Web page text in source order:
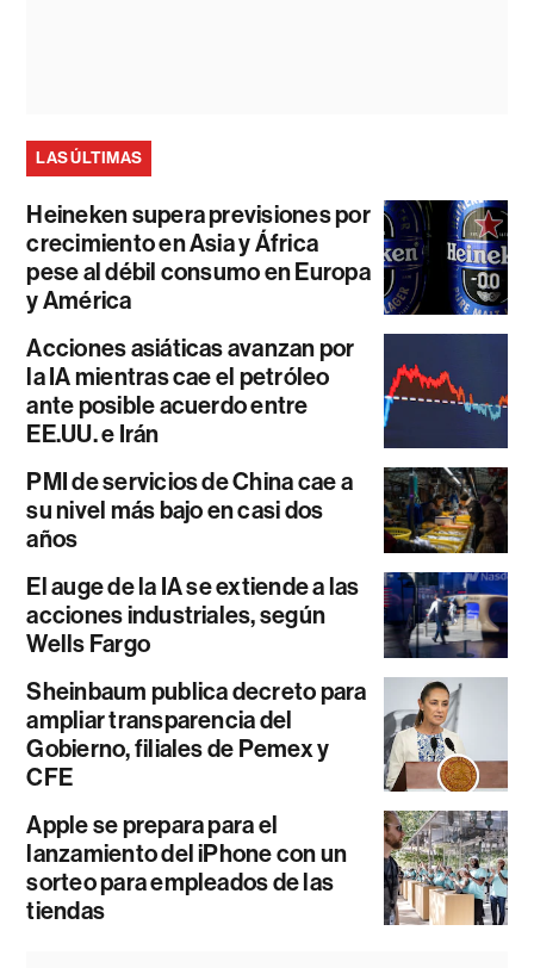
LAS ÚLTIMAS
Heineken supera previsiones por
crecimiento en Asia y África
pese al débil consumo en Europa
y América
Acciones asiáticas avanzan por
la IA mientras cae el petróleo
ante posible acuerdo entre
EE.UU. e Irán
PMI de servicios de China cae a
su nivel más bajo en casi dos
años
El auge de la IA se extiende a las
acciones industriales, según
Wells Fargo
Sheinbaum publica decreto para
ampliar transparencia del
Gobierno, filiales de Pemex y
CFE
Apple se prepara para el
lanzamiento del iPhone con un
sorteo para empleados de las
tiendas